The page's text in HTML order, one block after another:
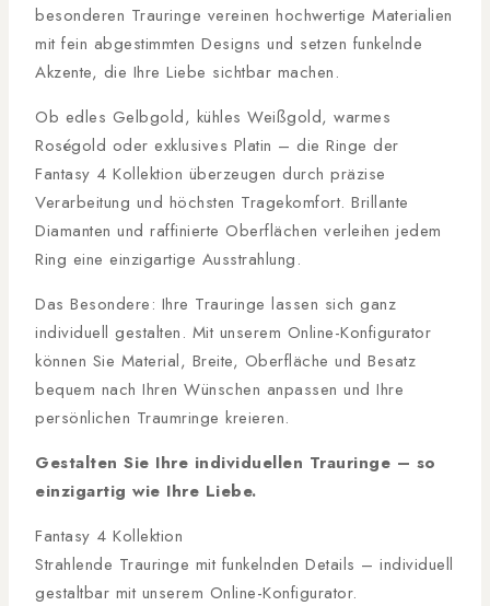
besonderen Trauringe vereinen hochwertige Materialien
mit fein abgestimmten Designs und setzen funkelnde
Akzente, die Ihre Liebe sichtbar machen.
Ob edles Gelbgold, kühles Weißgold, warmes
Roségold oder exklusives Platin – die Ringe der
Fantasy 4 Kollektion überzeugen durch präzise
Verarbeitung und höchsten Tragekomfort. Brillante
Diamanten und raffinierte Oberflächen verleihen jedem
Ring eine einzigartige Ausstrahlung.
Das Besondere: Ihre Trauringe lassen sich ganz
individuell gestalten. Mit unserem Online-Konfigurator
können Sie Material, Breite, Oberfläche und Besatz
bequem nach Ihren Wünschen anpassen und Ihre
persönlichen Traumringe kreieren.
Gestalten Sie Ihre individuellen Trauringe – so
einzigartig wie Ihre Liebe.
Fantasy 4 Kollektion
Strahlende Trauringe mit funkelnden Details – individuell
gestaltbar mit unserem Online-Konfigurator.